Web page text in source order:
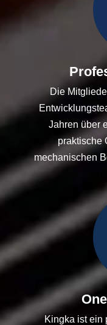
Die
Jahren über
praktische
mechanischen
Kingka ist ein